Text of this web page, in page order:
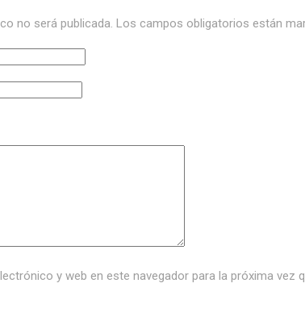
no será publicada. Los campos obligatorios están
y web en este navegador para la próxima vez